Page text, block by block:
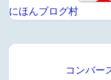
にほんブログ村
コンバー